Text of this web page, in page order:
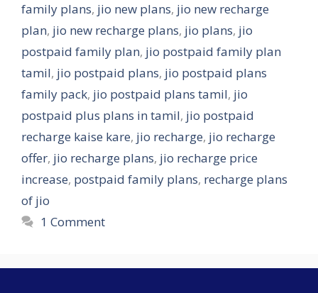
family plans, jio new plans, jio new recharge
plan, jio new recharge plans, jio plans, jio
postpaid family plan, jio postpaid family plan
tamil, jio postpaid plans, jio postpaid plans
family pack, jio postpaid plans tamil, jio
postpaid plus plans in tamil, jio postpaid
recharge kaise kare, jio recharge, jio recharge
offer, jio recharge plans, jio recharge price
increase, postpaid family plans, recharge plans
of jio
1 Comment